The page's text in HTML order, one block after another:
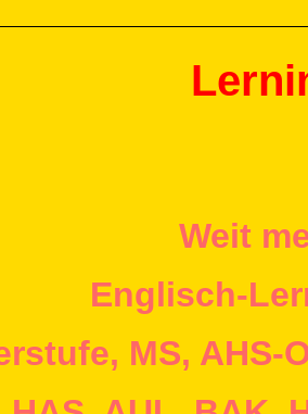
Weit
Englisch-
MS, AHS-